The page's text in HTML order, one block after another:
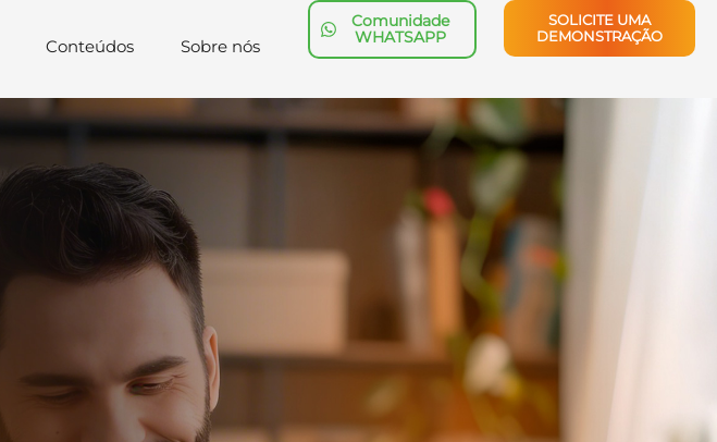
Conteúdos Sobre nós
Comunidade
WHATSAPP
SOLICITE UMA
DEMONSTRAÇÃO